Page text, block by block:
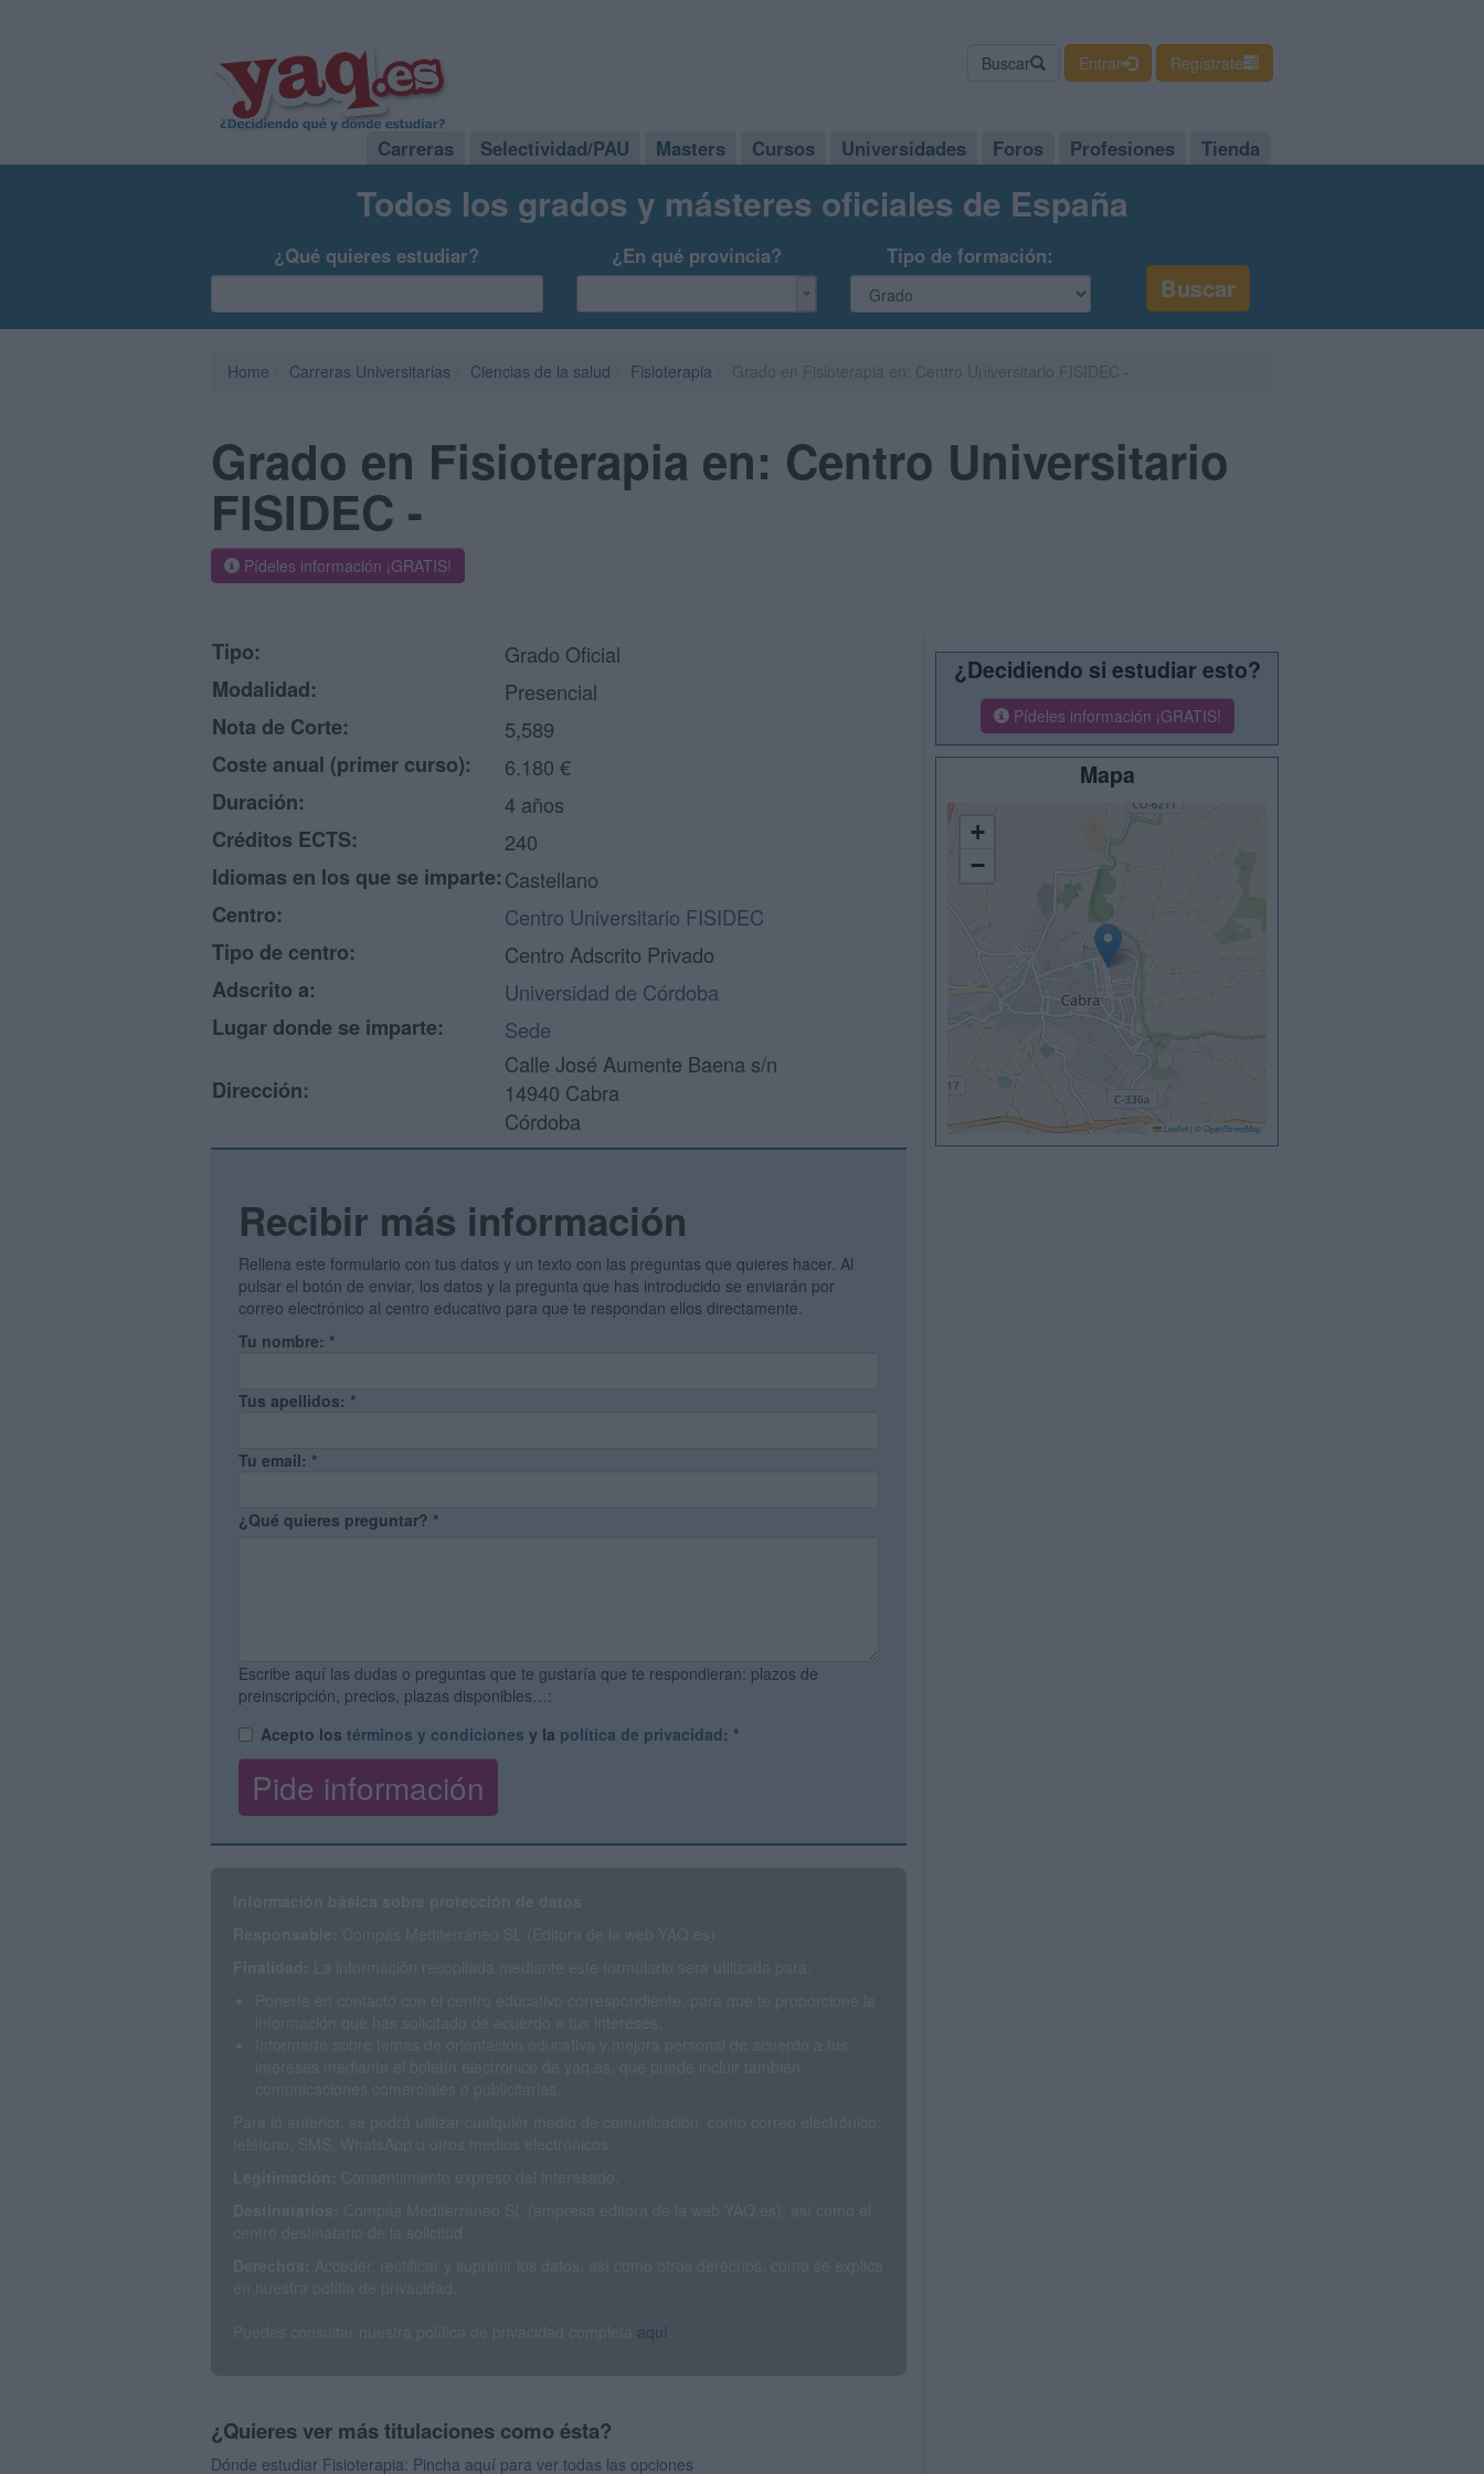
Buscar Entrar Regístrate
Carreras Selectividad/PAU Masters Cursos Universidades Foros Profesiones Tienda
Todos los grados y másteres oficiales de España
¿Qué quieres estudiar? ¿En qué provincia? Tipo de formación:
Home Carreras Universitarias Ciencias de la salud Fisioterapia
Grado en Fisioterapia en: Centro Universitario
FISIDEC -
Pídeles información ¡GRATIS!
Tipo:
Grado Oficial
Modalidad:
Presencial
Nota de Corte:
5,589
Coste anual (primer curso):
6.180 €
Duración:
4 años
Créditos ECTS:
240
Idiomas en los que se imparte:Castellano
Centro:
Centro Universitario FISIDEC
Tipo de centro:
Centro Adscrito Privado
Adscrito a:
Universidad de Córdoba
Lugar donde se imparte:
Sede
Dirección:
Calle José Aumente Baena s/n
14940 Cabra
Córdoba
Recibir más información
Rellena este formulario con tus datos y un texto con las preguntas que quieres hacer. Al
pulsar el botón de enviar, los datos y la pregunta que has introducido se enviarán por
correo electrónico al centro educativo para que te respondan ellos directamente.
Tu nombre: *
Tus apellidos: *
Tu email: *
¿Qué quieres preguntar? *
Escribe aquí las dudas o preguntas que te gustaría que te respondieran: plazos de
preinscripción, precios, plazas disponibles…:
Acepto los términos y condiciones y la política de privacidad: *
aquí
¿Quieres ver más titulaciones como ésta?
Dónde estudiar Fisioterapia: Pincha aquí para ver todas las opciones
¿Decidiendo si estudiar esto?
Pídeles información ¡GRATIS!
Mapa
+
−
Leaflet © OpenStreetMap